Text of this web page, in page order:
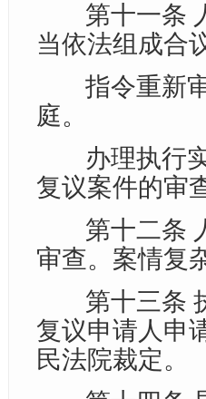
第十一条
当依法组成合
指令重新
庭。
办理执行
复议案件的审
第十二条
审查。案情复
第十三条
复议申请人申
民法院裁定。